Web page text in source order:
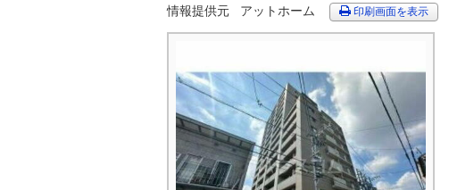
情報提供元 アットホーム 印刷画面を表示